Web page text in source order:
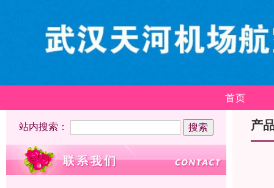
首页
站内搜索： 产